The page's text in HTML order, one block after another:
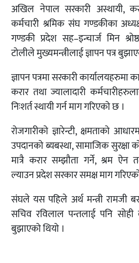
अखिल नेपाल सरकारी अस्थायी,
कर्मचारी श्रमिक संघ गण्डकीका
गण्डकी प्रदेश सह–इन्चार्ज मिन
टोलीले मुख्यमन्त्रीलाई ज्ञापन पत्र
ज्ञापन पत्रमा सरकारी कार्यालयहरुमा
करार तथा ज्यालादारी
निःशर्त स्थायी गर्न माग गरिएको छ ।
रोजगारीको ज्ञारेन्टी, क्षमताको
उपदानको ब्यबस्था, सामाजिक सुरक्षा
मात्रै करार सम्झौता गर्ने, श्रम ऐन
ल्याउन प्रदेश सरकार समक्ष माग
संघले यस पहिले अर्थ मन्त्री रामजी
सचिव रविलाल पन्तलाई पनि सोही
बुझाएको थियो ।